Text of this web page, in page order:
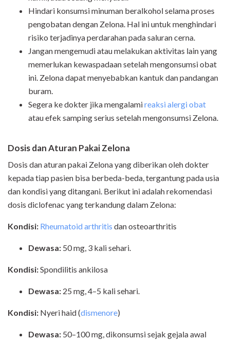
Hindari konsumsi minuman beralkohol selama proses
pengobatan dengan Zelona. Hal ini untuk menghindari
risiko terjadinya perdarahan pada saluran cerna.
Jangan mengemudi atau melakukan aktivitas lain yang
memerlukan kewaspadaan setelah mengonsumsi obat
ini. Zelona dapat menyebabkan kantuk dan pandangan
buram.
Segera ke dokter jika mengalamireaksi alergi obat
atau efek samping serius setelah mengonsumsi Zelona.
Dosis dan Aturan Pakai Zelona
Dosis dan aturan pakai Zelona yang diberikan oleh dokter
kepada tiap pasien bisa berbeda-beda, tergantung pada usia
dan kondisi yang ditangani. Berikut ini adalah rekomendasi
dosis diclofenac yang terkandung dalam Zelona:
Kondisi: Rheumatoid arthritis dan osteoarthritis
Dewasa: 50 mg, 3 kali sehari.
Kondisi:Spondilitis ankilosa
Dewasa: 25 mg, 4–5 kali sehari.
Kondisi: Nyeri haid (dismenore)
Dewasa: 50–100 mg, dikonsumsi sejak gejala awal